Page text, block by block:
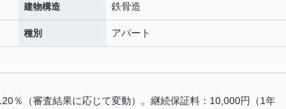
建物構造 鉄骨造
種別 アパート
％（審査結果に応じて変動）。継続保証料：10,000円（1年